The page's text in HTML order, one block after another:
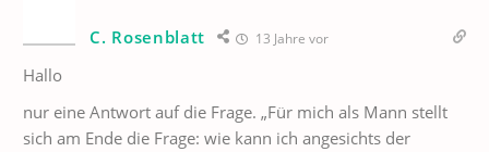
C. Rosenblatt 13 Jahre vor
Hallo
nur eine Antwort auf die Frage. „Für mich als Mann stellt
sich am Ende die Frage: wie kann ich angesichts der